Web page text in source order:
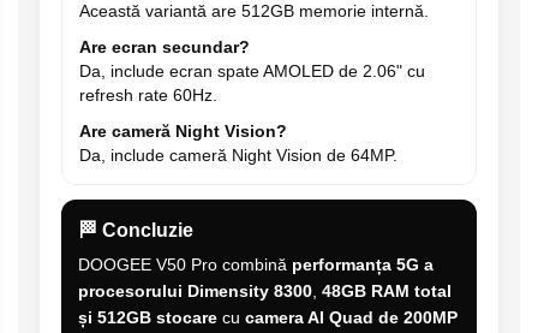
Această variantă are 512GB memorie internă.
Are ecran secundar?
Da, include ecran spate AMOLED de 2.06" cu
refresh rate 60Hz.
Are cameră Night Vision?
Da, include cameră Night Vision de 64MP.
🏁 Concluzie
DOOGEE V50 Pro combină performanța 5G a
procesorului Dimensity 8300, 48GB RAM total
și 512GB stocare cu camera AI Quad de 200MP